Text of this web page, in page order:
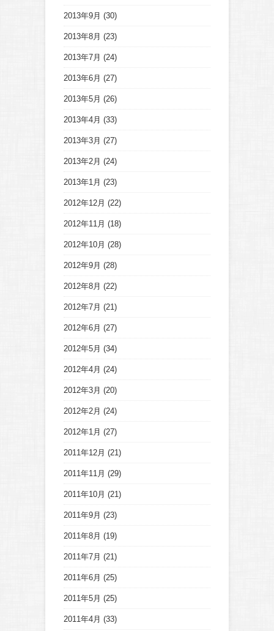
2013年9月 (30)
2013年8月 (23)
2013年7月 (24)
2013年6月 (27)
2013年5月 (26)
2013年4月 (33)
2013年3月 (27)
2013年2月 (24)
2013年1月 (23)
2012年12月 (22)
2012年11月 (18)
2012年10月 (28)
2012年9月 (28)
2012年8月 (22)
2012年7月 (21)
2012年6月 (27)
2012年5月 (34)
2012年4月 (24)
2012年3月 (20)
2012年2月 (24)
2012年1月 (27)
2011年12月 (21)
2011年11月 (29)
2011年10月 (21)
2011年9月 (23)
2011年8月 (19)
2011年7月 (21)
2011年6月 (25)
2011年5月 (25)
2011年4月 (33)